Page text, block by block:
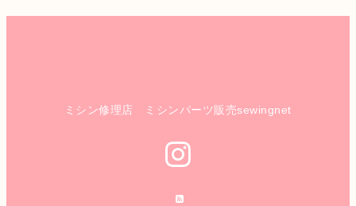
ミシン修理店 ミシンパーツ販売sewingnet